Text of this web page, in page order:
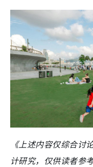
《上述内容仅综合讨
计研究，仅供读者参